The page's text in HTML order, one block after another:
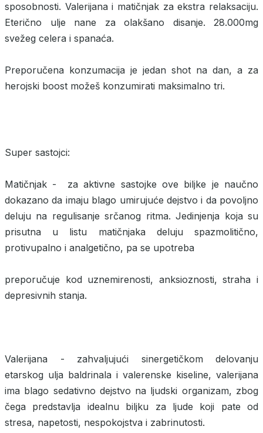
sposobnosti. Valerijana i matičnjak za ekstra relaksaciju.
Eterično ulje nane za olakšano disanje. 28.000mg
svežeg celera i spanaća.
Preporučena konzumacija je jedan shot na dan, a za
herojski boost možeš konzumirati maksimalno tri.
Super sastojci:
Matičnjak - za aktivne sastojke ove biljke je naučno
dokazano da imaju blago umirujuće dejstvo i da povoljno
deluju na regulisanje srčanog ritma. Jedinjenja koja su
prisutna u listu matičnjaka deluju spazmolitično,
protivupalno i analgetično, pa se upotreba
preporučuje kod uznemirenosti, anksioznosti, straha i
depresivnih stanja.
Valerijana - zahvaljujući sinergetičkom delovanju
etarskog ulja baldrinala i valerenske kiseline, valerijana
ima blago sedativno dejstvo na ljudski organizam, zbog
čega predstavlja idealnu biljku za ljude koji pate od
stresa, napetosti, nespokojstva i zabrinutosti.